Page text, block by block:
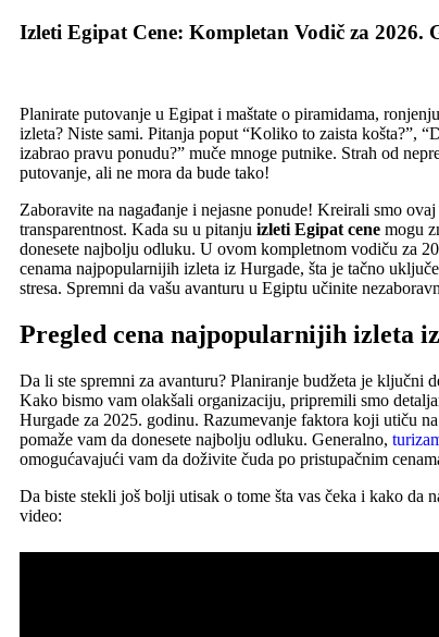
Izleti Egipat Cene: Kompletan Vodič za 2026.
Planirate putovanje u Egipat i maštate o piramidama,
izleta? Niste sami. Pitanja poput “Koliko to zaista košta?”,
izabrao pravu ponudu?” muče mnoge putnike. Strah od
putovanje, ali ne mora da bude tako!
Zaboravite na nagađanje i nejasne ponude! Kreirali smo
transparentnost. Kada su u pitanju izleti Egipat cene mogu
donesete najbolju odluku. U ovom kompletnom vodiču za
cenama najpopularnijih izleta iz Hurgade, šta je tačno
stresa. Spremni da vašu avanturu u Egiptu učinite
Pregled cena najpopularnijih izleta
Da li ste spremni za avanturu? Planiranje budžeta je ključni
Kako bismo vam olakšali organizaciju, pripremili smo
Hurgade za 2025. godinu. Razumevanje faktora koji utiču na
pomaže vam da donesete najbolju odluku. Generalno,
omogućavajući vam da doživite čuda po pristupačnim
Da biste stekli još bolji utisak o tome šta vas čeka i kako da
video: